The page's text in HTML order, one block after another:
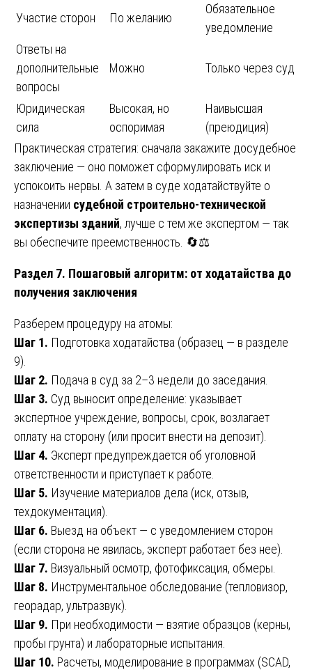
Участие сторон По желанию
Обязательное
уведомление
Ответы на
дополнительные
вопросы
Можно Только через суд
Юридическая
сила
Высокая, но
оспоримая
Наивысшая
(преюдиция)
Практическая стратегия: сначала закажите досудебное
заключение — оно поможет сформулировать иск и
успокоить нервы. А затем в суде ходатайствуйте о
назначении судебной строительно-технической
экспертизы зданий, лучше с тем же экспертом — так
вы обеспечите преемственность. 🔄⚖️
Раздел 7. Пошаговый алгоритм: от ходатайства до
получения заключения
Разберем процедуру на атомы:
Шаг 1. Подготовка ходатайства (образец — в разделе
9).
Шаг 2. Подача в суд за 2–3 недели до заседания.
Шаг 3. Суд выносит определение: указывает
экспертное учреждение, вопросы, срок, возлагает
оплату на сторону (или просит внести на депозит).
Шаг 4. Эксперт предупреждается об уголовной
ответственности и приступает к работе.
Шаг 5. Изучение материалов дела (иск, отзыв,
техдокументация).
Шаг 6. Выезд на объект — с уведомлением сторон
(если сторона не явилась, эксперт работает без нее).
Шаг 7. Визуальный осмотр, фотофиксация, обмеры.
Шаг 8. Инструментальное обследование (тепловизор,
георадар, ультразвук).
Шаг 9. При необходимости — взятие образцов (керны,
пробы грунта) и лабораторные испытания.
Шаг 10. Расчеты, моделирование в программах (SCAD,